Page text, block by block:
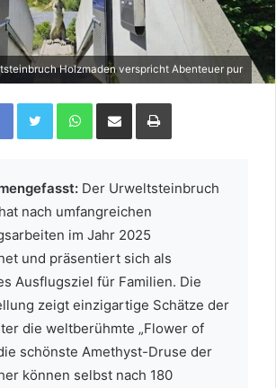
Holzmaden verspricht Abenteuer pur
Facebook Twitter WhatsApp Per Email teilen
Der Urweltsteinbruch
nach umfangreichen
im Jahr 2025
und präsentiert sich als
Ausflugsziel für Familien. Die
zeigt einzigartige Schätze der
die weltberühmte „Flower of
schönste Amethyst-Druse der
können selbst nach 180